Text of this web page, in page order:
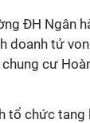
ĐH Ngân
doanh tử
cư
tổ chức tang